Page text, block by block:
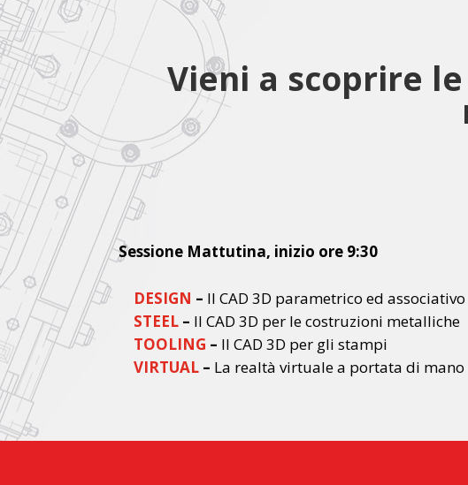
Vieni a scoprire
Sessione Mattutina, inizio ore 9:30
DESIGN – Il CAD 3D parametrico ed associativo
STEEL – Il CAD 3D per le costruzioni metalliche
TOOLING – Il CAD 3D per gli stampi
VIRTUAL – La realtà virtuale a portata di mano